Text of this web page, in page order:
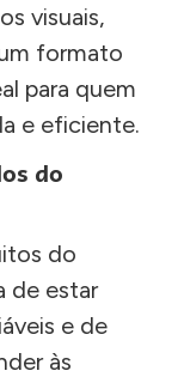
visuais,
formato
para quem
e eficiente.
do
do
de estar
e de
às